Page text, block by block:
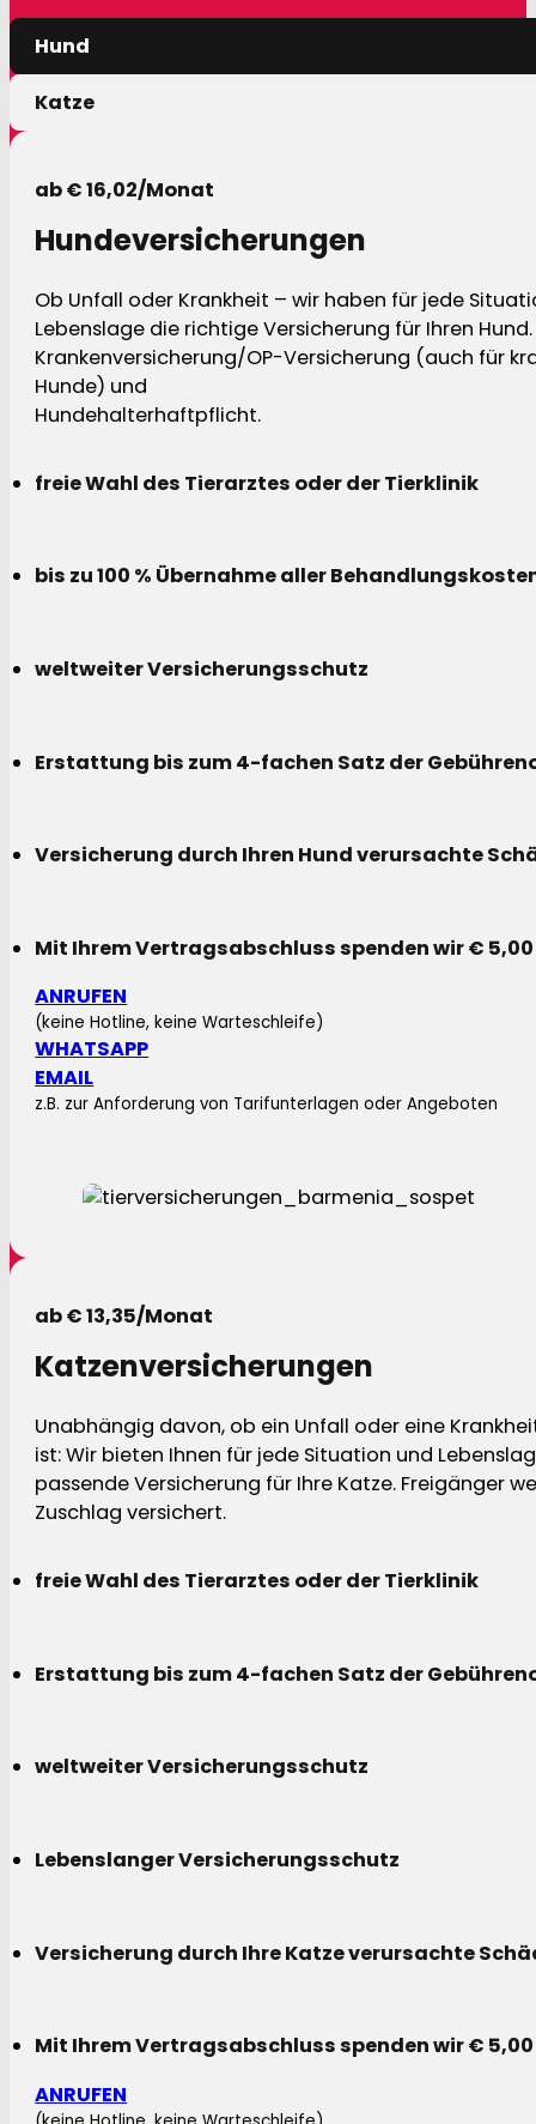
Hund
Katze
ab € 16,02/Monat
Hundeversicherungen
Ob Unfall oder Krankheit – wir haben für jede
Lebenslage die richtige Versicherung für Ihren Hund.
Krankenversicherung/OP-Versicherung (auch für
Hunde) und
Hundehalterhaftpflicht.
freie Wahl des Tierarztes oder der Tierklinik
bis zu 100 % Übernahme aller
weltweiter Versicherungsschutz
Erstattung bis zum 4-fachen Satz der
Versicherung durch Ihren Hund verursachte
Mit Ihrem Vertragsabschluss spenden wir €
ANRUFEN
(keine Hotline, keine Warteschleife)
WHATSAPP
EMAIL
z.B. zur Anforderung von Tarifunterlagen oder Angeboten
ab € 13,35/Monat
Katzenversicherungen
Unabhängig davon, ob ein Unfall oder eine
ist: Wir bieten Ihnen für jede Situation und
passende Versicherung für Ihre Katze. Freigänger
Zuschlag versichert.
freie Wahl des Tierarztes oder der Tierklinik
Erstattung bis zum 4-fachen Satz der
weltweiter Versicherungsschutz
Lebenslanger Versicherungsschutz
Versicherung durch Ihre Katze verursachte
Mit Ihrem Vertragsabschluss spenden wir €
ANRUFEN